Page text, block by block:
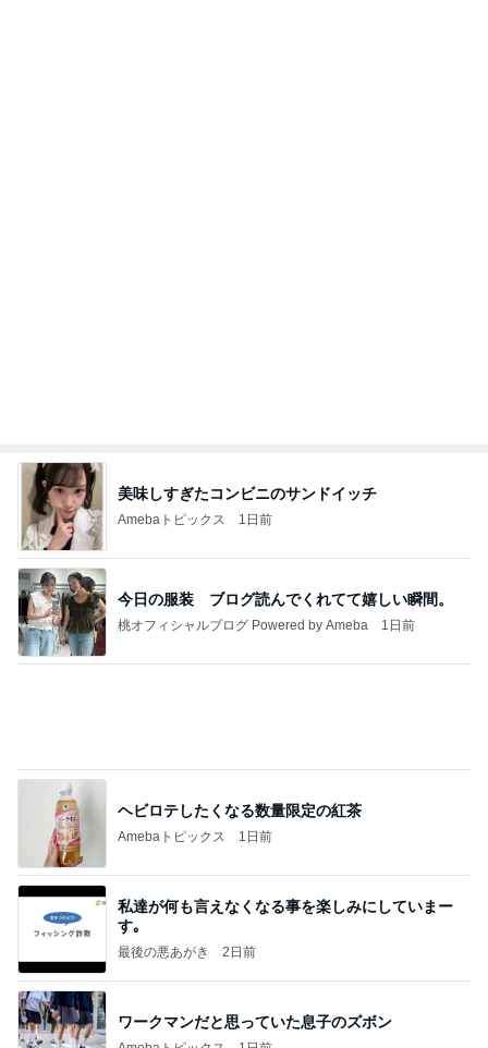
美味しすぎたコンビニのサンドイッチ
Amebaトピックス 1日前
今日の服装 ブログ読んでくれてて嬉しい瞬間。
桃オフィシャルブログ Powered by Ameba 1日前
ヘビロテしたくなる数量限定の紅茶
Amebaトピックス 1日前
私達が何も言えなくなる事を楽しみにしていまー
す｡
最後の悪あがき 2日前
ワークマンだと思っていた息子のズボン